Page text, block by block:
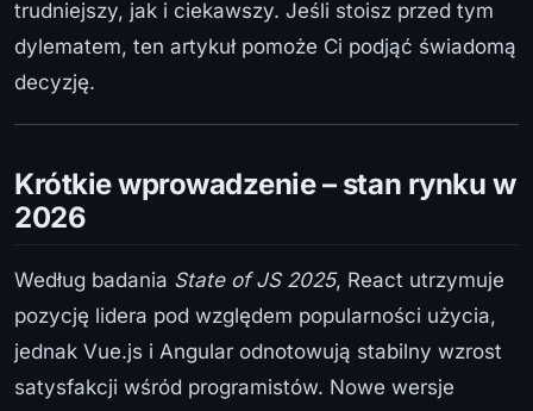
trudniejszy, jak i ciekawszy. Jeśli stoisz przed tym
dylematem, ten artykuł pomoże Ci podjąć świadomą
decyzję.
Krótkie wprowadzenie – stan rynku w
2026
Według badania State of JS 2025, React utrzymuje
pozycję lidera pod względem popularności użycia,
jednak Vue.js i Angular odnotowują stabilny wzrost
satysfakcji wśród programistów. Nowe wersje